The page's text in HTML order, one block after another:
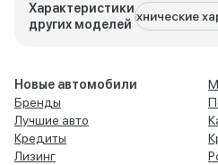
Характеристики
других моделей
Технические
Новые автомобили
Бренды
Лучшие авто
Кредиты
Лизинг